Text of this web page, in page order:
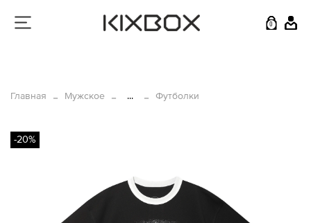
0
Главная Мужское ... Футболки
-20%